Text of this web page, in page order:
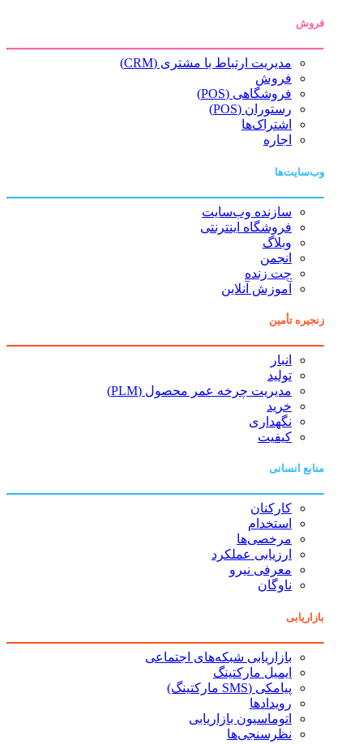
فروش
مدیریت ارتباط با مشتری (CRM)
فروش
فروشگاهی (POS)
رستوران (POS)
اشتراک‌ها
اجاره
وب‌سایت‌ها
سازنده وب‌سایت
فروشگاه اینترنتی
وبلاگ
انجمن
چت زنده
آموزش آنلاین
زنجیره تأمین
انبار
تولید
مدیریت چرخه عمر محصول (PLM)
خرید
نگهداری
کیفیت
منابع انسانی
کارکنان
استخدام
مرخصی‌ها
ارزیابی عملکرد
معرفی نیرو
ناوگان
بازاریابی
بازاریابی شبکه‌های اجتماعی
ایمیل مارکتینگ
پیامکی (SMS مارکتینگ)
رویدادها
اتوماسیون بازاریابی
نظرسنجی‌ها